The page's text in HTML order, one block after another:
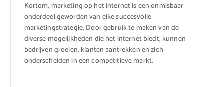
Kortom, marketing op het internet is een onmisbaar
onderdeel geworden van elke succesvolle
marketingstrategie. Door gebruik te maken van de
diverse mogelijkheden die het internet biedt, kunnen
bedrijven groeien, klanten aantrekken en zich
onderscheiden in een competitieve markt.